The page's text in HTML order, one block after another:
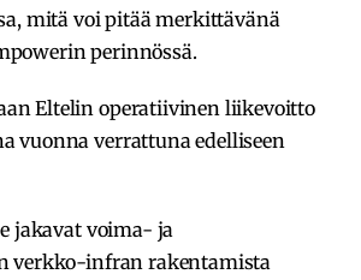
mitä voi pitää merkittävänä
perinnössä.
Eltelin operatiivinen liikevoitto
vuonna verrattuna edelliseen
jakavat voima- ja
verkko-infran rakentamista